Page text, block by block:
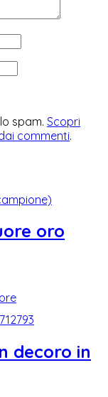
spam. Scopri
commenti.
oro
decoro in